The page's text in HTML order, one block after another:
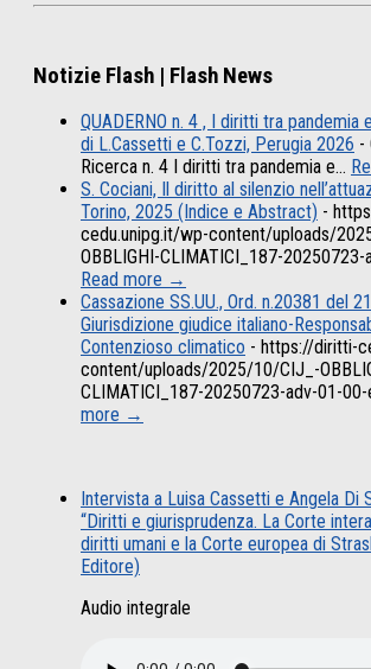
Notizie Flash | Flash News
QUADERNO n. 4 , I diritti tra pandemia
di L.Cassetti e C.Tozzi, Perugia 2026 -
Ricerca n. 4 I diritti tra pandemia e…
S. Cociani, Il diritto al silenzio
Torino, 2025 (Indice e Abstract) -
cedu.unipg.it/wp-content/uploads/
OBBLIGHI-CLIMATICI_187-
Read more →
Cassazione SS.UU., Ord. n.20381 del
Giurisdizione giudice italiano-
Contenzioso climatico - https://diritti-
content/uploads/2025/10/CIJ_-
CLIMATICI_187-20250723-adv-01-
more →
Intervista a Luisa Cassetti e Angela Di
“Diritti e giurisprudenza. La Corte
diritti umani e la Corte europea di
Editore)
Audio integrale